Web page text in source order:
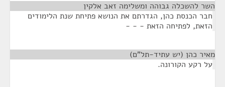
השר להשכלה גבוהה ומשלימה זאב אלקין
חבר הכנסת כהן, הגדרתם את הנושא פתיחת שנת הלימודים
הזאת, לפתיחה הזאת - - -
מאיר כהן (יש עתיד-תל"ם)
על רקע הקורונה.